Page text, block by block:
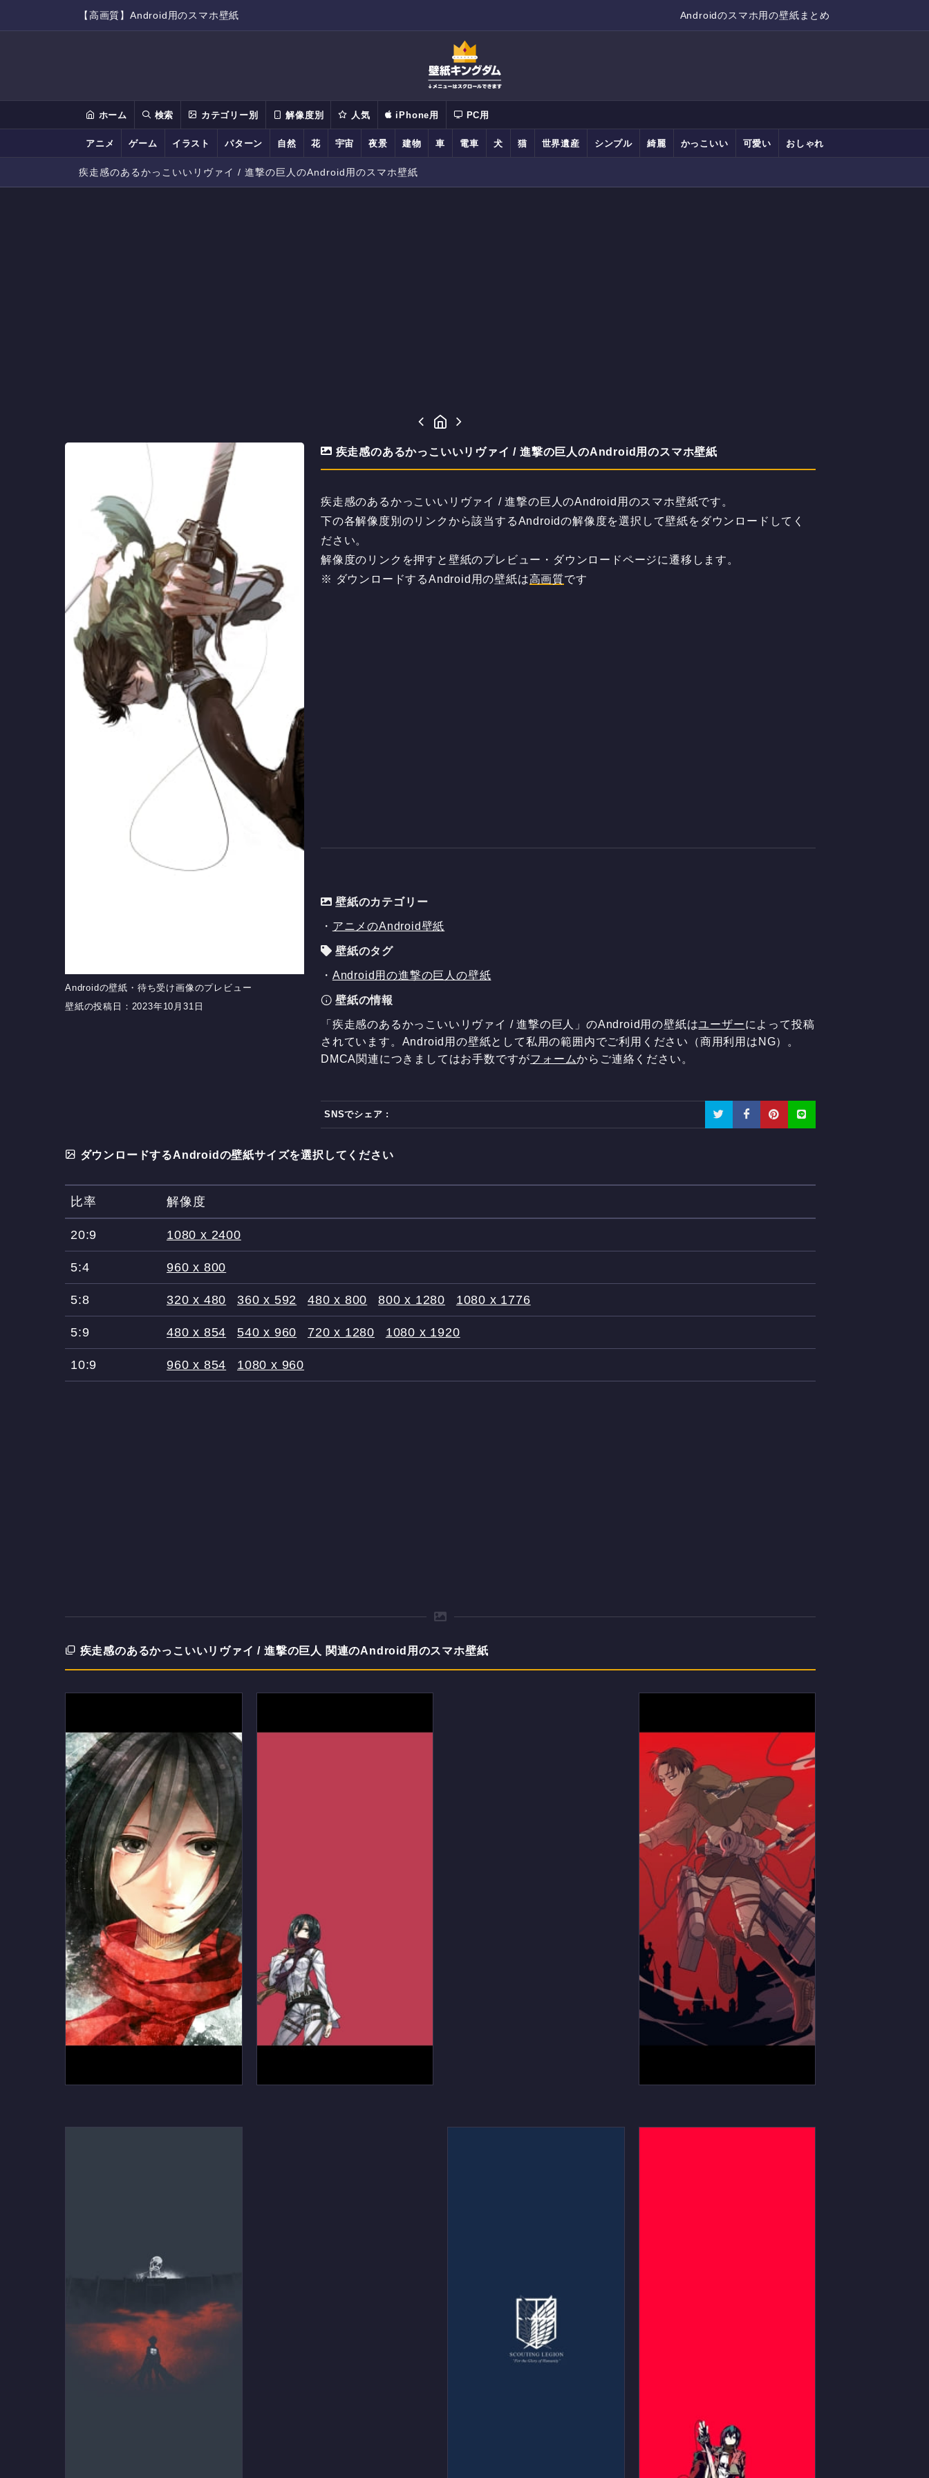
【高画質】Android用のスマホ壁紙 Androidのスマホ用の壁紙まとめ
ホーム 検索 カテゴリー別 解像度別 人気 iPhone用 PC用
アニメ ゲーム イラスト パターン 自然 花 宇宙 夜景 建物 車 電車 犬 猫 世界遺産 シンプル 綺麗 かっこいい 可愛い おしゃれ
疾走感のあるかっこいいリヴァイ / 進撃の巨人のAndroid用のスマホ壁紙
Androidの壁紙・待ち受け画像のプレビュー
壁紙の投稿日：2023年10月31日
疾走感のあるかっこいいリヴァイ / 進撃の巨人のAndroid用のスマホ壁紙
疾走感のあるかっこいいリヴァイ / 進撃の巨人のAndroid用のスマホ壁紙です。
下の各解像度別のリンクから該当するAndroidの解像度を選択して壁紙をダウンロードしてく
ださい。
解像度のリンクを押すと壁紙のプレビュー・ダウンロードページに遷移します。
※ ダウンロードするAndroid用の壁紙は高画質です
壁紙のカテゴリー
・ アニメのAndroid壁紙
壁紙のタグ
・ Android用の進撃の巨人の壁紙
壁紙の情報
「疾走感のあるかっこいいリヴァイ / 進撃の巨人」のAndroid用の壁紙はユーザーによって投稿
されています。Android用の壁紙として私用の範囲内でご利用ください（商用利用はNG）。
DMCA関連につきましてはお手数ですがフォームからご連絡ください。
SNSでシェア :
ダウンロードするAndroidの壁紙サイズを選択してください
比率 解像度
20:9 1080 x 2400
5:4 960 x 800
5:8 320 x 480 360 x 592 480 x 800 800 x 1280 1080 x 1776
5:9 480 x 854 540 x 960 720 x 1280 1080 x 1920
10:9 960 x 854 1080 x 960
疾走感のあるかっこいいリヴァイ / 進撃の巨人 関連のAndroid用のスマホ壁紙